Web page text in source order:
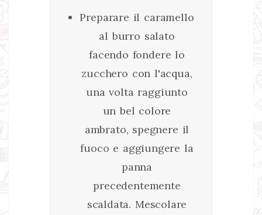
Preparare il caramello
al burro salato
facendo fondere lo
zucchero con l'acqua,
una volta raggiunto
un bel colore
ambrato, spegnere il
fuoco e aggiungere la
panna
precedentemente
scaldata. Mescolare